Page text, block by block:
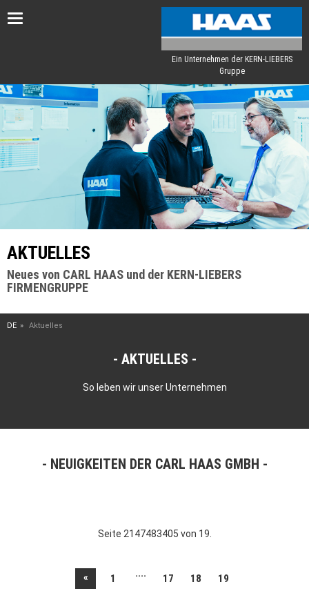
Toggle
Ein Unternehmen der KERN-LIEBERS
Gruppe
AKTUELLES
Neues von CARL HAAS und der KERN-LIEBERS
FIRMENGRUPPE
DE Aktuelles
AKTUELLES
So leben wir unser Unternehmen
NEUIGKEITEN DER CARL HAAS GMBH
Seite 2147483405 von 19.
« 1 .... 17 18 19